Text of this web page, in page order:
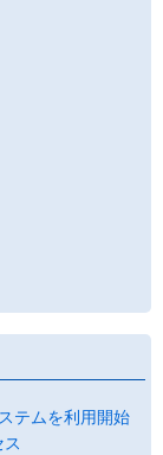
ステムを利用開始